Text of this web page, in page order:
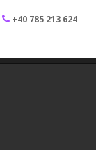
+40 785 213 624